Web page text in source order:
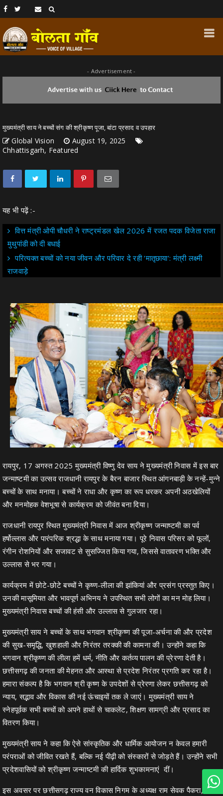
- Advertisement -
मुख्यमंत्री साय ने बच्चों संग की श्रीकृष्ण पूजा, बांटा प्रसाद व उपहार
Global Vision
August 19, 2025
Chhattisgarh, Featured
यह भी पढ़ें :-
वित्त मंत्री ओपी चौधरी ने राष्ट्रमंडल खेल 2026 में रजत पदक विजेता राजा
मुथुपांडी को दी बधाई
परित्यक्त बच्चों को नया जीवन और परिवार दे रही ‘मातृछाया‘: मंत्री लक्ष्मी
राजवाड़े
रायपुर, 17 अगस्त 2025 मुख्यमंत्री विष्णु देव साय ने मुख्यमंत्री निवास में इस बार
जन्माष्टमी का उत्सव राजधानी रायपुर के बैरन बाजार स्थित आंगनबाड़ी के नन्हें-मुन्ने
बच्चों के साथ मनाया। बच्चों ने राधा और कृष्ण का रूप धरकर अपनी अठखेलियों
और मनमोहक वेशभूषा से कार्यक्रम को जीवंत बना दिया।
राजधानी रायपुर स्थित मुख्यमंत्री निवास में आज श्रीकृष्ण जन्माष्टमी का पर्व
हर्षोल्लास और पारंपरिक श्रद्धा के साथ मनाया गया। पूरे निवास परिसर को फूलों,
रंगीन रोशनियों और सजावट से सुसज्जित किया गया, जिससे वातावरण भक्ति और
उल्लास से भर गया।
कार्यक्रम में छोटे-छोटे बच्चों ने कृष्ण-लीला की झांकियां और प्रसंग प्रस्तुत किए।
उनकी मासूमियत और भावपूर्ण अभिनय ने उपस्थित सभी लोगों का मन मोह लिया।
मुख्यमंत्री निवास बच्चों की हंसी और उल्लास से गुलजार रहा।
मुख्यमंत्री साय ने बच्चों के साथ भगवान श्रीकृष्ण की पूजा-अर्चना की और प्रदेश
की सुख-समृद्धि, खुशहाली और निरंतर तरक्की की कामना की। उन्होंने कहा कि
भगवान श्रीकृष्ण की लीला हमें धर्म, नीति और कर्तव्य पालन की प्रेरणा देती है।
छत्तीसगढ़ की जनता की मेहनत और आस्था से प्रदेश निरंतर प्रगति कर रहा है।
हमारा संकल्प है कि भगवान श्री कृष्ण के उपदेशों से प्रेरणा लेकर छत्तीसगढ़ को
न्याय, सद्भाव और विकास की नई ऊंचाइयों तक ले जाएं। मुख्यमंत्री साय ने
स्नेहपूर्वक सभी बच्चों को अपने हाथों से चाकलेट, शिक्षण सामग्री और प्रसाद का
वितरण किया।
मुख्यमंत्री साय ने कहा कि ऐसे सांस्कृतिक और धार्मिक आयोजन न केवल हमारी
परंपराओं को जीवित रखते हैं, बल्कि नई पीढ़ी को संस्कारों से जोड़ते हैं। उन्होंने सभी
प्रदेशवासियों को श्रीकृष्ण जन्माष्टमी की हार्दिक शुभकामनाएं दीं।
इस अवसर पर छत्तीसगढ़ राज्य वन विकास निगम के अध्यक्ष राम सेवक पैकरा,